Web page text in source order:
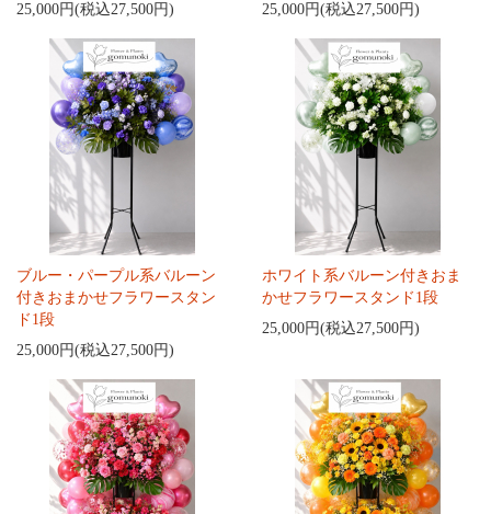
25,000円(税込27,500円)
25,000円(税込27,500円)
ブルー・パープル系バルーン
付きおまかせフラワースタン
ド1段
25,000円(税込27,500円)
ホワイト系バルーン付きおま
かせフラワースタンド1段
25,000円(税込27,500円)